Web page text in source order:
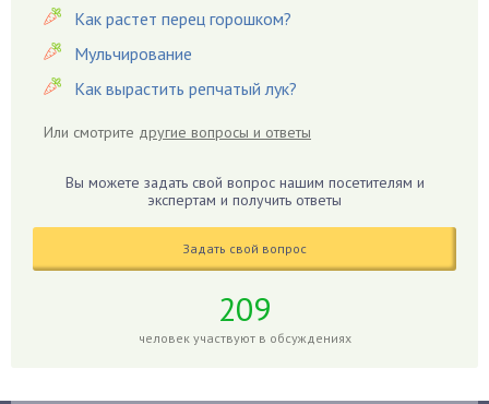
Гацания
Гвоздики
Георгины
Гиацинт
Гладиолусы
Как растет перец горошком?
Мульчирование
Как вырастить репчатый лук?
Или смотрите другие вопросы и ответы
Вы можете задать свой вопрос нашим посетителям и
экспертам и получить ответы
Задать свой вопрос
209
человек участвуют в обсуждениях